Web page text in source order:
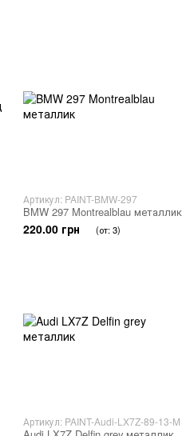
Артикул: PAINT-BMW-297
BMW 297 Montrealblau металлик
220.00 грн (от: 3)
Артикул: PAINT-Audi-LX7Z-89-13-M